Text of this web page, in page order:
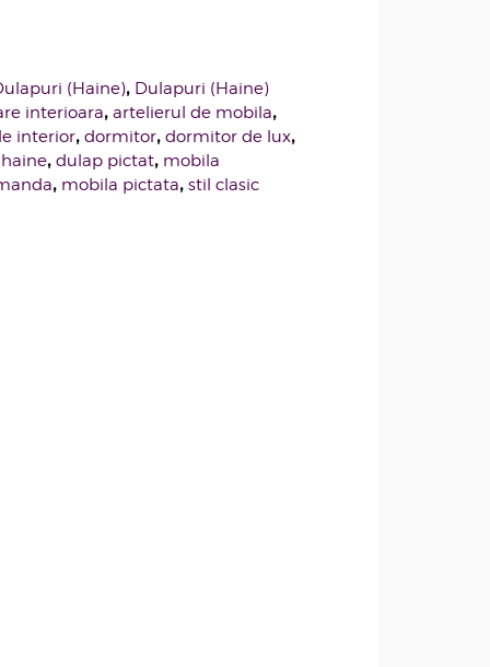
(Haine), Dulapuri (Haine)
interioara,artelierul de mobila,
interior,dormitor,dormitor de lux,
,dulap pictat, mobila
, mobila pictata,stil clasic